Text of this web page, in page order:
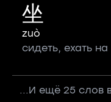
坐
zuò
сидеть, ехать на
...И ещё 25 слов